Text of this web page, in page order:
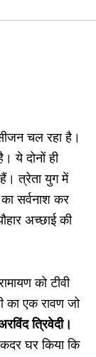
चल रहा है।
ये दोनों ही
त्रेता युग में
सर्वनाश कर
अच्छाई की
को टीवी
का एक रावण जो
त्रिवेदी।
घर किया कि